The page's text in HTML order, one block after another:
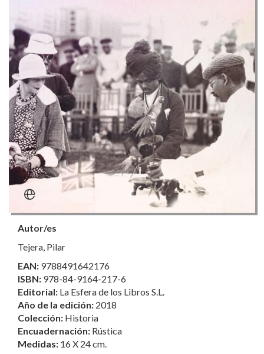
Autor/es
Tejera, Pilar
EAN: 9788491642176
ISBN: 978-84-9164-217-6
Editorial: La Esfera de los Libros S.L.
Año de la edición: 2018
Colección: Historia
Encuadernación: Rústica
Medidas: 16 X 24 cm.